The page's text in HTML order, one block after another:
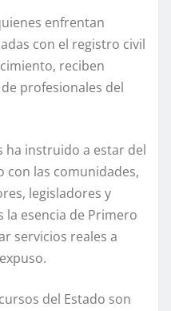
enfrentan
con el registro civil
reciben
profesionales del
ha instruido a estar del
con las comunidades,
legisladores y
la esencia de Primero
servicios reales a
del Estado son